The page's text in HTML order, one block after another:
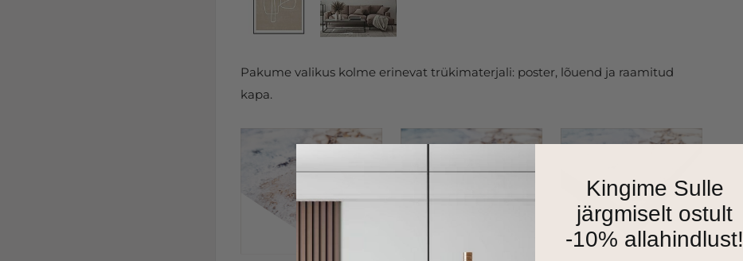
Pakume valikus kolme erinevat trükimaterjali: poster, lõuend ja raamitud
kapa.
Kingime Sulle
järgmiselt ostult
-10% allahindlust!